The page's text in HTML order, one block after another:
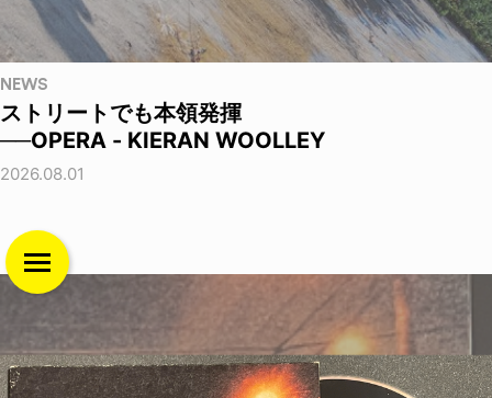
NEWS
ストリートでも本領発揮
──OPERA - KIERAN WOOLLEY
2026.08.01